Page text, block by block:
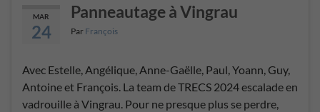
MAR
24
Panneautage à Vingrau
Par François
Avec Estelle, Angélique, Anne-Gaëlle, Paul, Yoann, Guy,
Antoine et François. La team de TRECS 2024 escalade en
vadrouille à Vingrau. Pour ne presque plus se perdre,